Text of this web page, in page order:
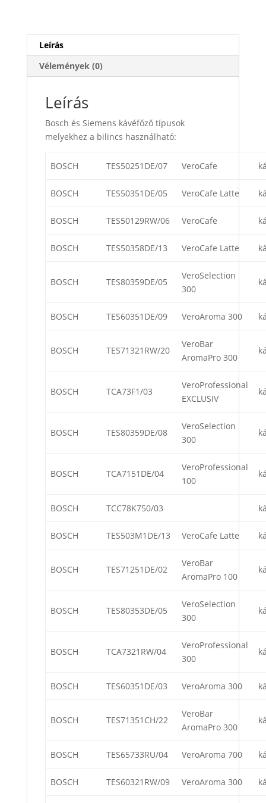
Leírás
Vélemények (0)
Leírás
Bosch és Siemens kávéfőző típusok
melyekhez a bilincs használható:
BOSCH TES50251DE/07 VeroCafe
BOSCH TES50351DE/05 VeroCafe Latte
BOSCH TES50129RW/06 VeroCafe
BOSCH TES50358DE/13 VeroCafe Latte
BOSCH TES80359DE/05
VeroSelection
300
BOSCH TES60351DE/09 VeroAroma 300
BOSCH TES71321RW/20
VeroBar
AromaPro 300
BOSCH TCA73F1/03
VeroProfessional
EXCLUSIV
BOSCH TES80359DE/08
VeroSelection
300
BOSCH TCA7151DE/04
VeroProfessional
100
BOSCH TCC78K750/03
BOSCH TES503M1DE/13 VeroCafe Latte
BOSCH TES71251DE/02
VeroBar
AromaPro 100
BOSCH TES80353DE/05
VeroSelection
300
BOSCH TCA7321RW/04
VeroProfessional
300
BOSCH TES60351DE/03 VeroAroma 300
BOSCH TES71351CH/22
VeroBar
AromaPro 300
BOSCH TES65733RU/04 VeroAroma 700
BOSCH TES60321RW/09 VeroAroma 300